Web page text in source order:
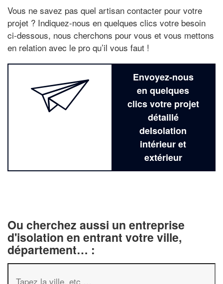
Vous ne savez pas quel artisan contacter pour votre
projet ? Indiquez-nous en quelques clics votre besoin
ci-dessous, nous cherchons pour vous et vous mettons
en relation avec le pro qu’il vous faut !
Envoyez-nous
en quelques
clics votre projet
détaillé
deIsolation
intérieur et
extérieur
Ou cherchez aussi un entreprise
d'isolation en entrant votre ville,
département… :